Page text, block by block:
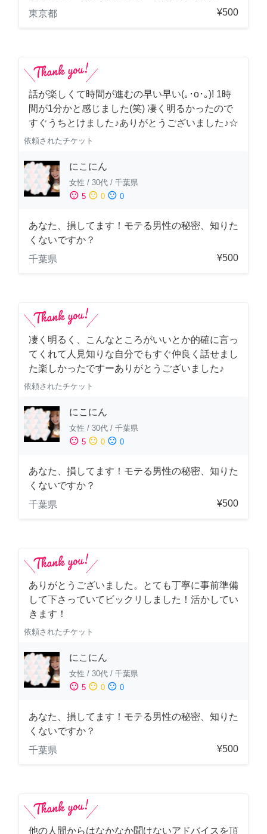
東京都
¥500
話が楽しくて時間が進むの早い早い(｡･о･｡)! 1時
間が1分かと感じました(笑) 凄く明るかったので
すぐうちとけました♪ありがとうございました♪☆
依頼されたチケット
にこにん
女性 / 30代 / 千葉県
sentiment_satisfied 5 sentiment_neutral 0 sentiment_dissatisfied 0
あなた、損してます！モテる男性の秘密、知りた
くないですか？
千葉県
¥500
凄く明るく、こんなところがいいとか的確に言っ
てくれて人見知りな自分でもすぐ仲良く話せまし
た楽しかったですーありがとうございました♪
依頼されたチケット
にこにん
女性 / 30代 / 千葉県
sentiment_satisfied 5 sentiment_neutral 0 sentiment_dissatisfied 0
あなた、損してます！モテる男性の秘密、知りた
くないですか？
千葉県
¥500
ありがとうございました。とても丁寧に事前準備
して下さっていてビックリしました！活かしてい
きます！
依頼されたチケット
にこにん
女性 / 30代 / 千葉県
sentiment_satisfied 5 sentiment_neutral 0 sentiment_dissatisfied 0
あなた、損してます！モテる男性の秘密、知りた
くないですか？
千葉県
¥500
他の人間からはなかなか聞けないアドバイスを頂